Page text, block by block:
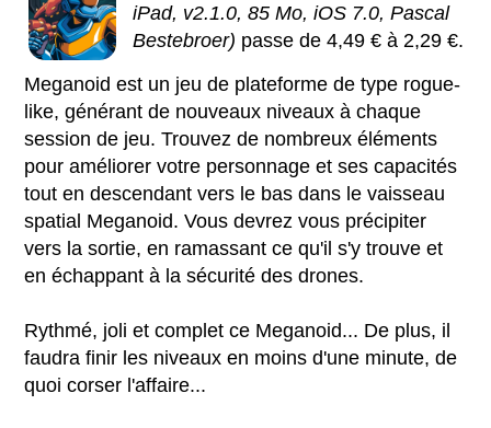
iPad, v2.1.0, 85 Mo, iOS 7.0, Pascal
Bestebroer) passe de 4,49 € à 2,29 €.
Meganoid est un jeu de plateforme de type rogue-
like, générant de nouveaux niveaux à chaque
session de jeu. Trouvez de nombreux éléments
pour améliorer votre personnage et ses capacités
tout en descendant vers le bas dans le vaisseau
spatial Meganoid. Vous devrez vous précipiter
vers la sortie, en ramassant ce qu'il s'y trouve et
en échappant à la sécurité des drones.
Rythmé, joli et complet ce Meganoid... De plus, il
faudra finir les niveaux en moins d'une minute, de
quoi corser l'affaire...